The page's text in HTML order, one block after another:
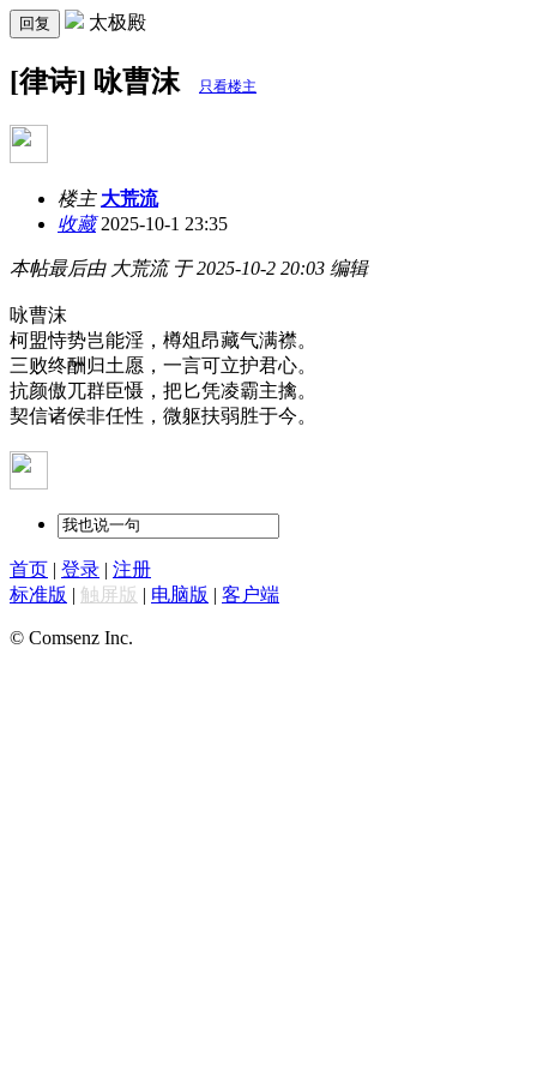
回复 太极殿
[律诗] 咏曹沫 只看楼主
楼主 大荒流
收藏2025-10-1 23:35
本帖最后由 大荒流 于 2025-10-2 20:03 编辑
咏曹沫
柯盟恃势岂能淫，樽俎昂藏气满襟。
三败终酬归土愿，一言可立护君心。
抗颜傲兀群臣慑，把匕凭凌霸主擒。
契信诸侯非任性，微躯扶弱胜于今。
首页 | 登录 | 注册
标准版 | 触屏版 | 电脑版 | 客户端
© Comsenz Inc.